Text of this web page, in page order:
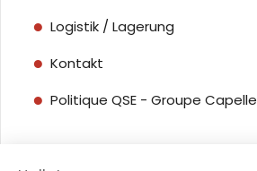
Logistik / Lagerung
Kontakt
Politique QSE - Groupe Capelle